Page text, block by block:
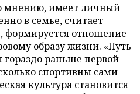
мнению, имеет личный
в семье, считает
отношение
образу жизни. «Путь
гораздо раньше первой
спортивны сами
культура становится